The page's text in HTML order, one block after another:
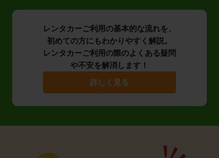
レンタカーご利用の基本的な流れを、
初めての方にもわかりやすく解説。
レンタカーご利用の際のよくある疑問
や不安を解消します！
詳しく見る